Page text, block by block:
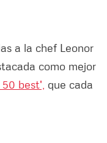
a la chef Leonor
como mejor
best', que cada